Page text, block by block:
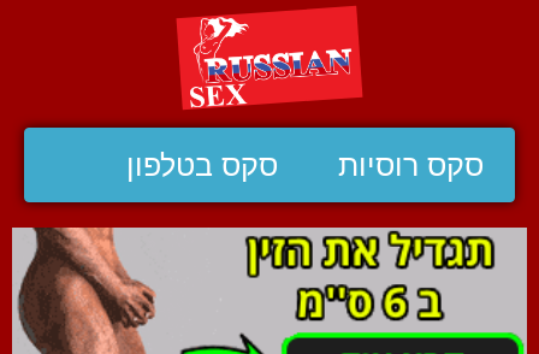
סקס רוסיות סקס בטלפון